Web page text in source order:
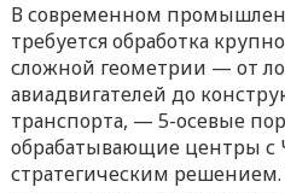
В современном
требуется обработка
сложной геометрии — от
авиадвигателей до
транспорта, — 5-осевые
обрабатывающие центры с
стратегическим решением.